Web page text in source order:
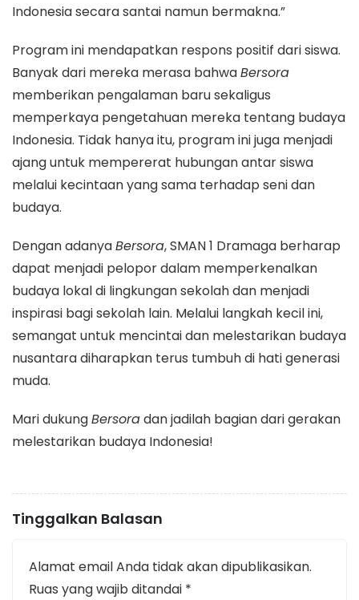
Indonesia secara santai namun bermakna.”
Program ini mendapatkan respons positif dari siswa.
Banyak dari mereka merasa bahwaBersora
memberikan pengalaman baru sekaligus
memperkaya pengetahuan mereka tentang budaya
Indonesia. Tidak hanya itu, program ini juga menjadi
ajang untuk mempererat hubungan antar siswa
melalui kecintaan yang sama terhadap seni dan
budaya.
Dengan adanyaBersora, SMAN 1 Dramaga berharap
dapat menjadi pelopor dalam memperkenalkan
budaya lokal di lingkungan sekolah dan menjadi
inspirasi bagi sekolah lain. Melalui langkah kecil ini,
semangat untuk mencintai dan melestarikan budaya
nusantara diharapkan terus tumbuh di hati generasi
muda.
Mari dukungBersoradan jadilah bagian dari gerakan
melestarikan budaya Indonesia!
Tinggalkan Balasan
Alamat email Anda tidak akan dipublikasikan.
Ruas yang wajib ditandai *